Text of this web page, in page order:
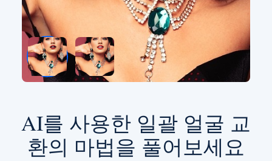
AI를 사용한 일괄 얼굴 교
환의 마법을 풀어보세요